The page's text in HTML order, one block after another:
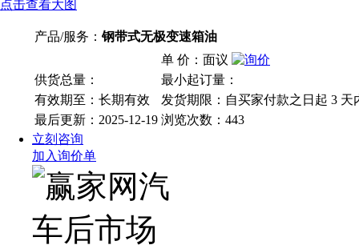
点击查看大图
产品/服务：钢带式无极变速箱油
单 价：面议
供货总量：
最小起订量：
有效期至：长期有效
发货期限：自买家付款之日起 3 天
最后更新：2025-12-19 浏览次数： 443
立刻咨询
加入询价单